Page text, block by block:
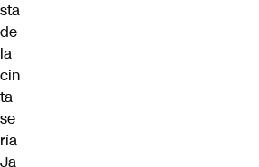
sta
de
la
cin
ta
se
ría
Ja